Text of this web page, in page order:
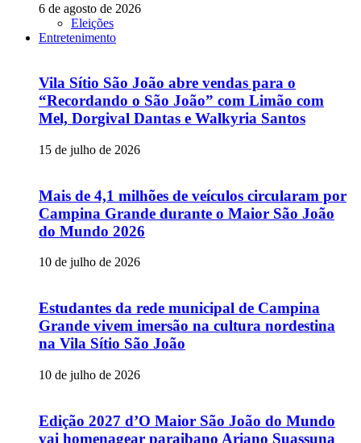
6 de agosto de 2026
Eleições
Entretenimento
Vila Sítio São João abre vendas para o
“Recordando o São João” com Limão com
Mel, Dorgival Dantas e Walkyria Santos
15 de julho de 2026
Mais de 4,1 milhões de veículos circularam por
Campina Grande durante o Maior São João
do Mundo 2026
10 de julho de 2026
Estudantes da rede municipal de Campina
Grande vivem imersão na cultura nordestina
na Vila Sítio São João
10 de julho de 2026
Edição 2027 d’O Maior São João do Mundo
vai homenagear paraibano Ariano Suassuna